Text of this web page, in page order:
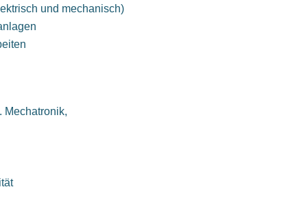
und mechanisch)
Mechatronik,